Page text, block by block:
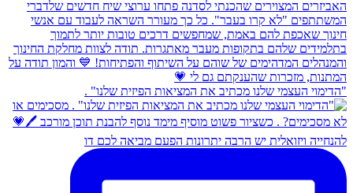
"הדימוי העצמי שלנו מכתיב את המציאות הפיזית שלנו" .
להנחייה ויזואלית יש הרבה יתרונות הפעם מביאה לכם דו